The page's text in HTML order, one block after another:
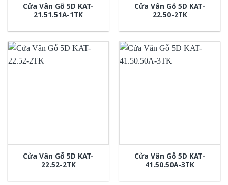
Cửa Vân Gỗ 5D KAT-
21.51.51A-1TK
Cửa Vân Gỗ 5D KAT-
22.50-2TK
Cửa Vân Gỗ 5D KAT-
22.52-2TK
Cửa Vân Gỗ 5D KAT-
41.50.50A-3TK